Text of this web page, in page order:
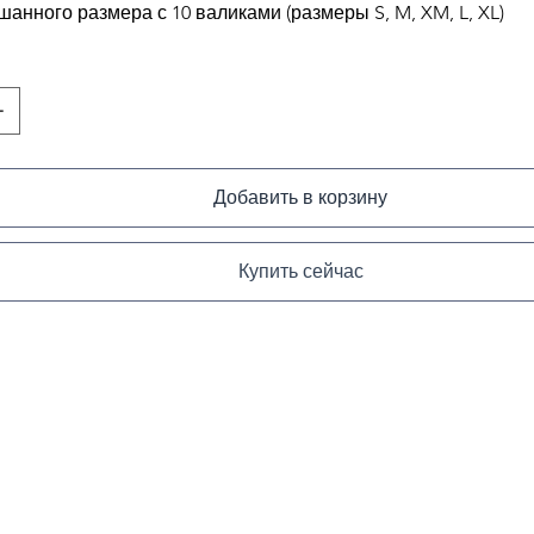
размера с 10 валиками (размеры S, M, XM, L, XL)
Добавить в корзину
Купить сейчас